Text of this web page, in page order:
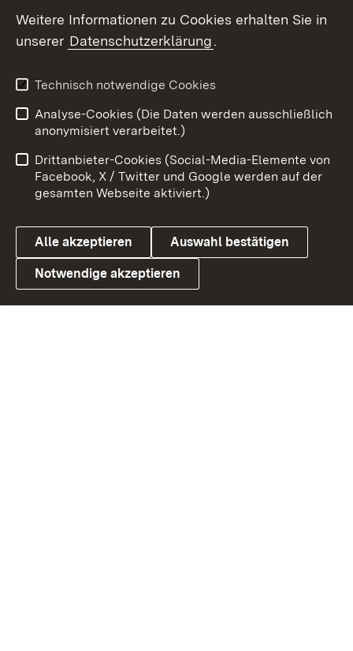
Social Wall
X / Twitter
Youtube
Link zum Landesportal
Benutzungshinweise
Barrierefreiheit
Datenschutz
Cookies
Weitere Informationen zu Cookies erhalten Sie in
unserer Datenschutzerklärung.
Technisch notwendige Cookies
Analyse-Cookies (Die Daten werden ausschließlich
anonymisiert verarbeitet.)
Drittanbieter-Cookies (Social-Media-Elemente von
Facebook, X / Twitter und Google werden auf der
gesamten Webseite aktiviert.)
Alle akzeptieren Auswahl bestätigen
Notwendige akzeptieren